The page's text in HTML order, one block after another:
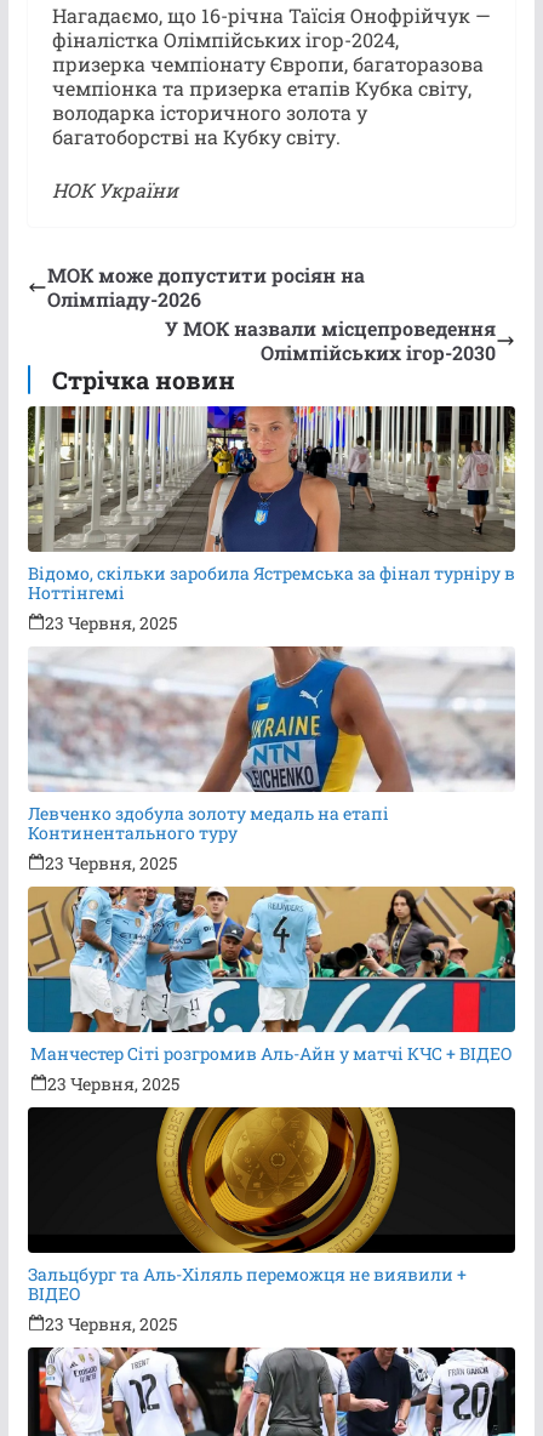
Нагадаємо, що 16-річна Таїсія Онофрійчук —
фіналістка Олімпійських ігор-2024,
призерка чемпіонату Європи, багаторазова
чемпіонка та призерка етапів Кубка світу,
володарка історичного золота у
багатоборстві на Кубку світу.
НОК України
МОК може допустити росіян на
Олімпіаду-2026
У МОК назвали місцепроведення
Олімпійських ігор-2030
Стрічка новин
Відомо, скільки заробила Ястремська за фінал турніру в
Ноттінгемі
23 Червня, 2025
Левченко здобула золоту медаль на етапі
Континентального туру
23 Червня, 2025
Манчестер Сіті розгромив Аль-Айн у матчі КЧС + ВІДЕО
23 Червня, 2025
Зальцбург та Аль-Хіляль переможця не виявили +
ВІДЕО
23 Червня, 2025